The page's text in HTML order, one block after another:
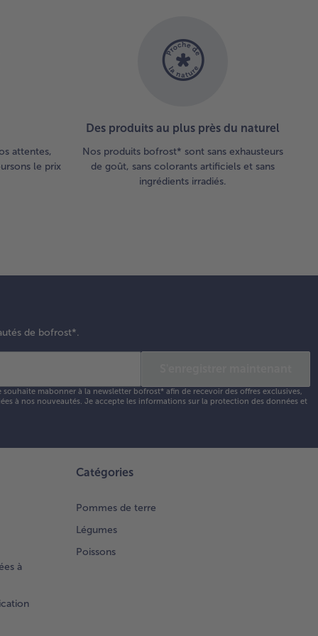
attentes,
le prix
Des produits au plus près du naturel
Nos produits bofrost* sont sans exhausteurs
de goût, sans colorants artificiels et sans
ingrédients irradiés.
de bofrost*.
mabonner à la newsletter bofrost* afin de recevoir des offres exclusives,
à nos nouveautés. Je accepte les informations sur la protection des données et
à
Catégories
Pommes de terre
Légumes
Poissons